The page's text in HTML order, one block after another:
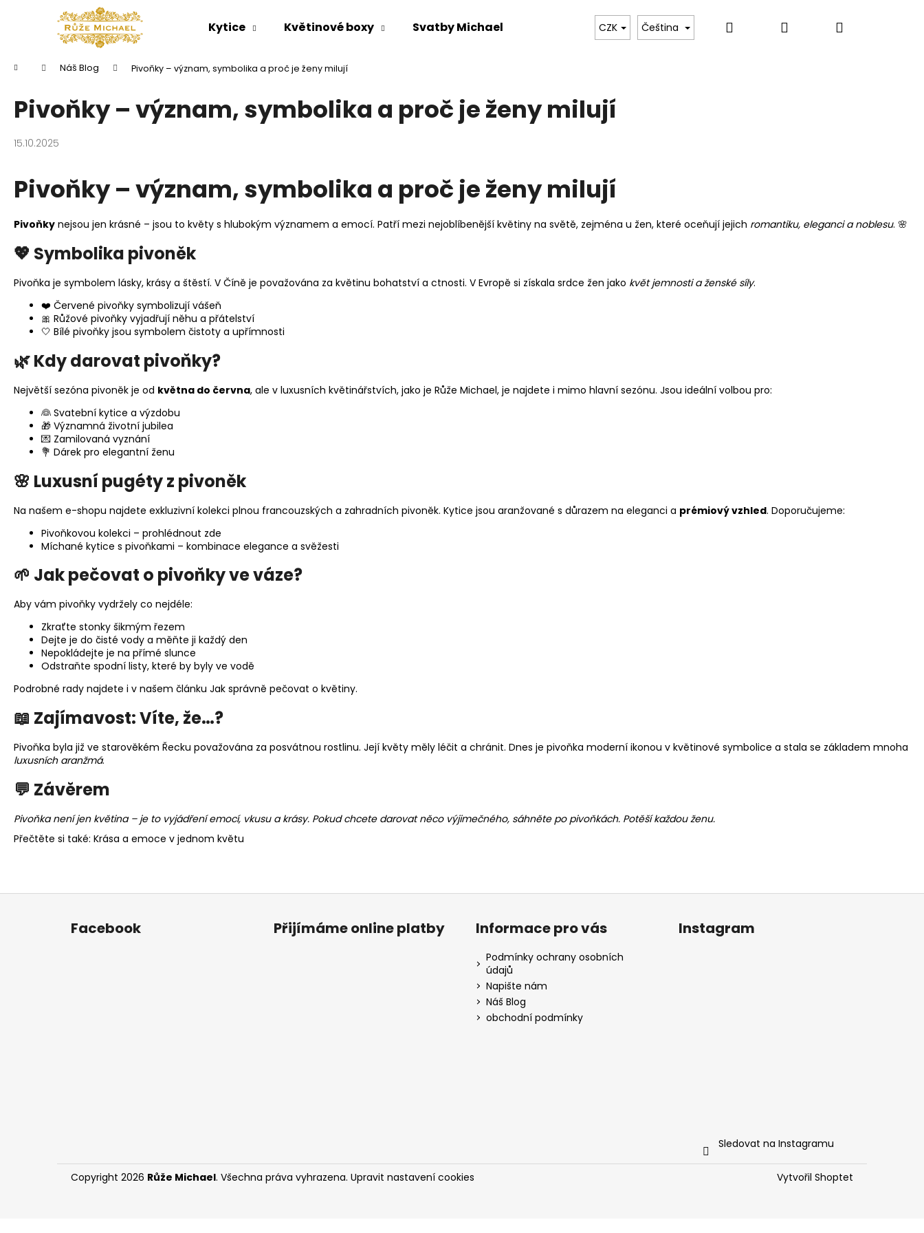
Kytice Květinové boxy Svatby Michael Zážitky na míru Tulipány Dara Květinové kurzy – Umění
CZK Čeština Hledat PřihlášeníNákupní
Domů Náš Blog Pivoňky – význam, symbolika a proč je ženy milují
Pivoňky – význam, symbolika a proč je ženy milují
15.10.2025
Pivoňky – význam, symbolika a proč je ženy milují
Pivoňky nejsou jen krásné – jsou to květy s hlubokým významem a emocí. Patří mezi nejoblíbenější květiny na světě, zejména u žen, které oceňují jejich romantiku, eleganci a noblesu. 🌸
💖 Symbolika pivoněk
Pivoňka je symbolem lásky, krásy a štěstí. V Číně je považována za květinu bohatství a ctnosti. V Evropě si získala srdce žen jako květ jemnosti a ženské síly.
❤️ Červené pivoňky symbolizují vášeň
🎀 Růžové pivoňky vyjadřují něhu a přátelství
🤍 Bílé pivoňky jsou symbolem čistoty a upřímnosti
🌿 Kdy darovat pivoňky?
Největší sezóna pivoněk je od května do června, ale v luxusních květinářstvích, jako je Růže Michael, je najdete i mimo hlavní sezónu. Jsou ideální volbou pro:
👰 Svatební kytice a výzdobu
🎁 Významná životní jubilea
💌 Zamilovaná vyznání
💐 Dárek pro elegantní ženu
🌸 Luxusní pugéty z pivoněk
Na našem e-shopu najdete exkluzivní kolekci plnou francouzských a zahradních pivoněk. Kytice jsou aranžované s důrazem na eleganci a prémiový vzhled. Doporučujeme:
Pivoňkovou kolekci – prohlédnout zde
Míchané kytice s pivoňkami – kombinace elegance a svěžesti
🌱 Jak pečovat o pivoňky ve váze?
Aby vám pivoňky vydržely co nejdéle:
Zkraťte stonky šikmým řezem
Dejte je do čisté vody a měňte ji každý den
Nepokládejte je na přímé slunce
Odstraňte spodní listy, které by byly ve vodě
Podrobné rady najdete i v našem článku Jak správně pečovat o květiny.
📖 Zajímavost: Víte, že…?
Pivoňka byla již ve starověkém Řecku považována za posvátnou rostlinu. Její květy měly léčit a chránit. Dnes je pivoňka moderní ikonou v květinové symbolice a stala se základem mnoha
luxusních aranžmá.
💬 Závěrem
Pivoňka není jen květina – je to vyjádření emocí, vkusu a krásy. Pokud chcete darovat něco výjimečného, sáhněte po pivoňkách. Potěší každou ženu.
Přečtěte si také: Krása a emoce v jednom květu
Zpět
obchodu
Zpět
obchodu
Co potřebujete najít?
HLEDAT
Doporučujeme
Z
Facebook Přijímáme online platby Informace pro vás
Podmínky ochrany osobních
údajů
Napište nám
Náš Blog
obchodní podmínky
Instagram
Sledovat na Instagramu
Vytvořil Shoptet
Copyright 2026 Růže Michael. Všechna práva vyhrazena. Upravit nastavení cookies